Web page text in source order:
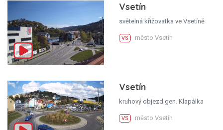
Vsetín
světelná křižovatka ve Vsetíně
VS město Vsetín
Vsetín
kruhový objezd gen. Klapálka
VS město Vsetín